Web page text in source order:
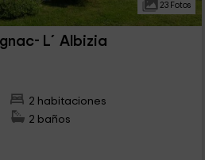
23 Fotos
L´Albizia
2 habitaciones
2 baños